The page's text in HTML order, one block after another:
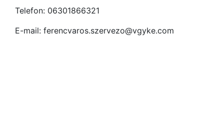
Telefon: 06301866321
E-mail: ferencvaros.szervezo@vgyke.com